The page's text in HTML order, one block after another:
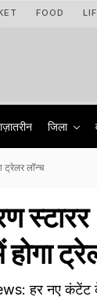
FOOD
जिला
ट्रेलर लॉन्च
हर नए कंटेंट के